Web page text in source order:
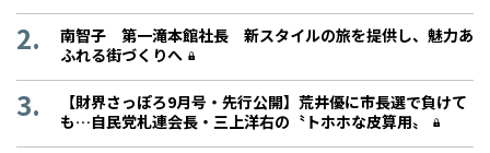
南智子 第一滝本館社長 新スタイルの旅を提供し、魅力あ
ふれる街づくりへ
【財界さっぽろ9月号・先行公開】荒井優に市長選で負けて
も…自民党札連会長・三上洋右の〝トホホな皮算用〟